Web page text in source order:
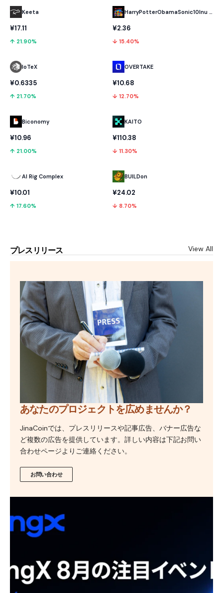
Keeta
¥17.11
↑ 21.90%
IoTeX
¥0.6335
↑ 21.70%
Biconomy
¥10.96
↑ 21.00%
AI Rig Complex
¥10.01
↑ 17.60%
HarryPotterObamaSonic10Inu (ETH)
¥2.36
↓ 15.40%
OVERTAKE
¥10.68
↓ 12.70%
KAITO
¥110.38
↓ 11.30%
BUILDon
¥24.02
↓ 8.70%
プレスリリース View All
あなたのプロジェクトを広めませんか？
JinaCoinでは、プレスリリースや記事広告、バナー広告な
ど複数の広告を提供しています。詳しい内容は下記お問い
合わせページよりご連絡ください。
お問い合わせ